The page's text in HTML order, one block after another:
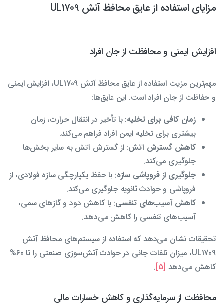
مزایای استفاده از عایق محافظ آتش UL1709
افزایش ایمنی و محافظت از جان افراد
مهم‌ترین مزیت استفاده از عایق محافظ آتش UL1709، افزایش ایمنی
و حفاظت از جان افراد است. این عایق‌ها:
زمان کافی برای تخلیه: با تأخیر در انتقال حرارت، زمان
بیشتری برای تخلیه ایمن افراد فراهم می‌کند.
کاهش گسترش آتش: از گسترش آتش به سایر بخش‌ها
جلوگیری می‌کند.
جلوگیری از فروپاشی سازه: با حفظ یکپارچگی سازه فولادی، از
فروپاشی و حوادث ثانویه جلوگیری می‌کند.
کاهش آسیب‌های تنفسی: با کاهش دود و گازهای سمی،
آسیب‌های تنفسی را کاهش می‌دهد.
تحقیقات نشان می‌دهد که استفاده از سیستم‌های محافظ آتش
UL1709، میزان تلفات جانی در حوادث آتش‌سوزی صنعتی را تا 60%
کاهش می‌دهد [5]
.
محافظت از سرمایه‌گذاری و کاهش خسارات مالی